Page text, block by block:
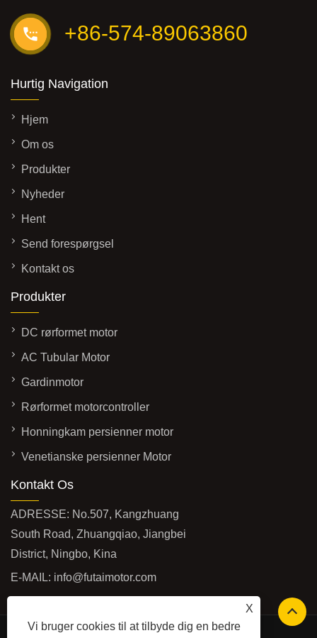
X
Vi bruger cookies til at tilbyde dig en bedre
+86-574-89063860
Hurtig Navigation
Hjem
Om os
Produkter
Nyheder
Hent
Send forespørgsel
Kontakt os
Produkter
DC rørformet motor
AC Tubular Motor
Gardinmotor
Rørformet motorcontroller
Honningkam persienner motor
Venetianske persienner Motor
Kontakt Os
ADRESSE: No.507, Kangzhuang
South Road, Zhuangqiao, Jiangbei
District, Ningbo, Kina
E-MAIL: info@futaimotor.com
Safety Edge (vores andet produkt)